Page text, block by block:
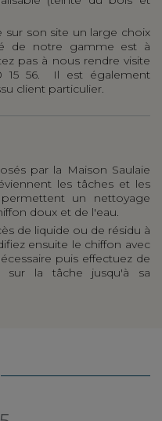
sur son site un large choix
de notre gamme est à
pas à nous rendre visite
15 56. Il est également
client particulier.
par la Maison Saulaie
les tâches et les
un nettoyage
doux et de l'eau.
de liquide ou de résidu à
ensuite le chiffon avec
puis effectuez de
sur la tâche jusqu'à sa